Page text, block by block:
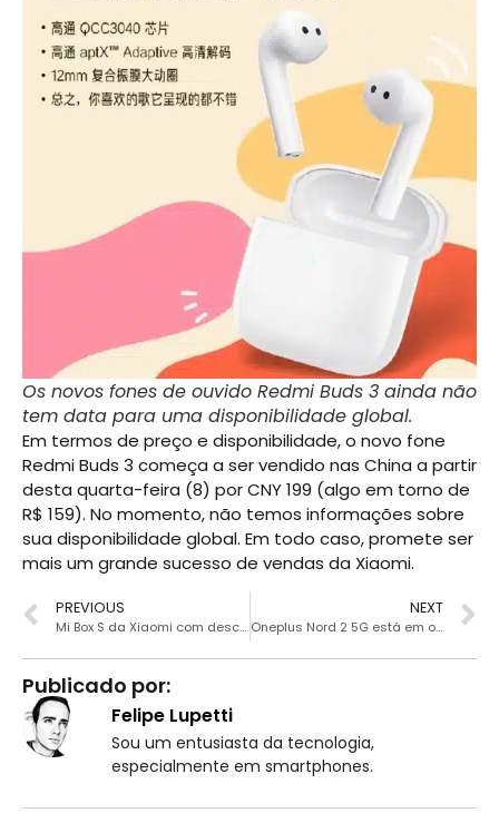
Os novos fones de ouvido Redmi Buds 3 ainda não
tem data para uma disponibilidade global.
Em termos de preço e disponibilidade, o novo fone
Redmi Buds 3 começa a ser vendido nas China a partir
desta quarta-feira (8) por CNY 199 (algo em torno de
R$ 159). No momento, não temos informações sobre
sua disponibilidade global. Em todo caso, promete ser
mais um grande sucesso de vendas da Xiaomi.
PREVIOUS
Mi Box S da Xiaomi com desconto especial por R$ 259
NEXT
Oneplus Nord 2 5G está em oferta no AliExpress
Publicado por:
Felipe Lupetti
Sou um entusiasta da tecnologia,
especialmente em smartphones.